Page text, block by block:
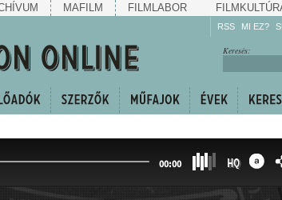
MAFILM FILMLABOR
RSS MI EZ?
Keresés:
00:00 HQ